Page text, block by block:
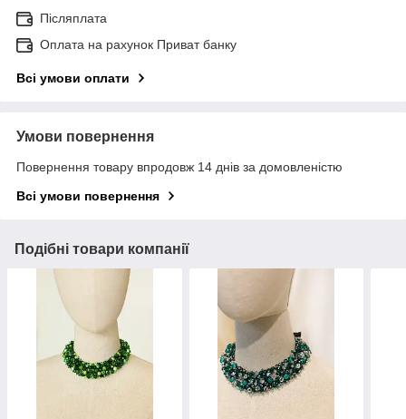
Післяплата
Оплата на рахунок Приват банку
Всі умови оплати
Умови повернення
Повернення товару впродовж 14 днів за домовленістю
Всі умови повернення
Подібні товари компанії